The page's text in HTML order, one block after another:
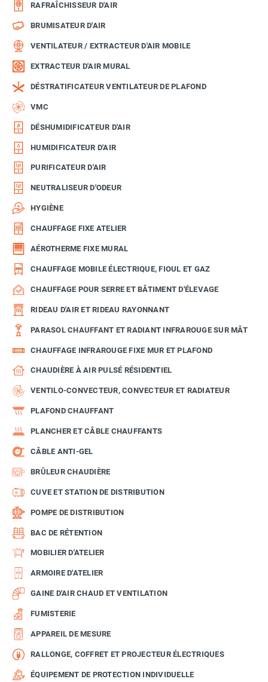
RAFRAÎCHISSEUR D'AIR
BRUMISATEUR D'AIR
VENTILATEUR / EXTRACTEUR D'AIR MOBILE
EXTRACTEUR D'AIR MURAL
DÉSTRATIFICATEUR VENTILATEUR DE PLAFOND
VMC
DÉSHUMIDIFICATEUR D'AIR
HUMIDIFICATEUR D'AIR
PURIFICATEUR D'AIR
NEUTRALISEUR D'ODEUR
HYGIÈNE
CHAUFFAGE FIXE ATELIER
AÉROTHERME FIXE MURAL
CHAUFFAGE MOBILE ÉLECTRIQUE, FIOUL ET GAZ
CHAUFFAGE POUR SERRE ET BÂTIMENT D'ÉLEVAGE
RIDEAU D'AIR ET RIDEAU RAYONNANT
PARASOL CHAUFFANT ET RADIANT INFRAROUGE SUR MÂT
CHAUFFAGE INFRAROUGE FIXE MUR ET PLAFOND
CHAUDIÈRE À AIR PULSÉ RÉSIDENTIEL
VENTILO-CONVECTEUR, CONVECTEUR ET RADIATEUR
PLAFOND CHAUFFANT
PLANCHER ET CÂBLE CHAUFFANTS
CÂBLE ANTI-GEL
BRÛLEUR CHAUDIÈRE
CUVE ET STATION DE DISTRIBUTION
POMPE DE DISTRIBUTION
BAC DE RÉTENTION
MOBILIER D'ATELIER
ARMOIRE D'ATELIER
GAINE D'AIR CHAUD ET VENTILATION
FUMISTERIE
APPAREIL DE MESURE
RALLONGE, COFFRET ET PROJECTEUR ÉLECTRIQUES
ÉQUIPEMENT DE PROTECTION INDIVIDUELLE